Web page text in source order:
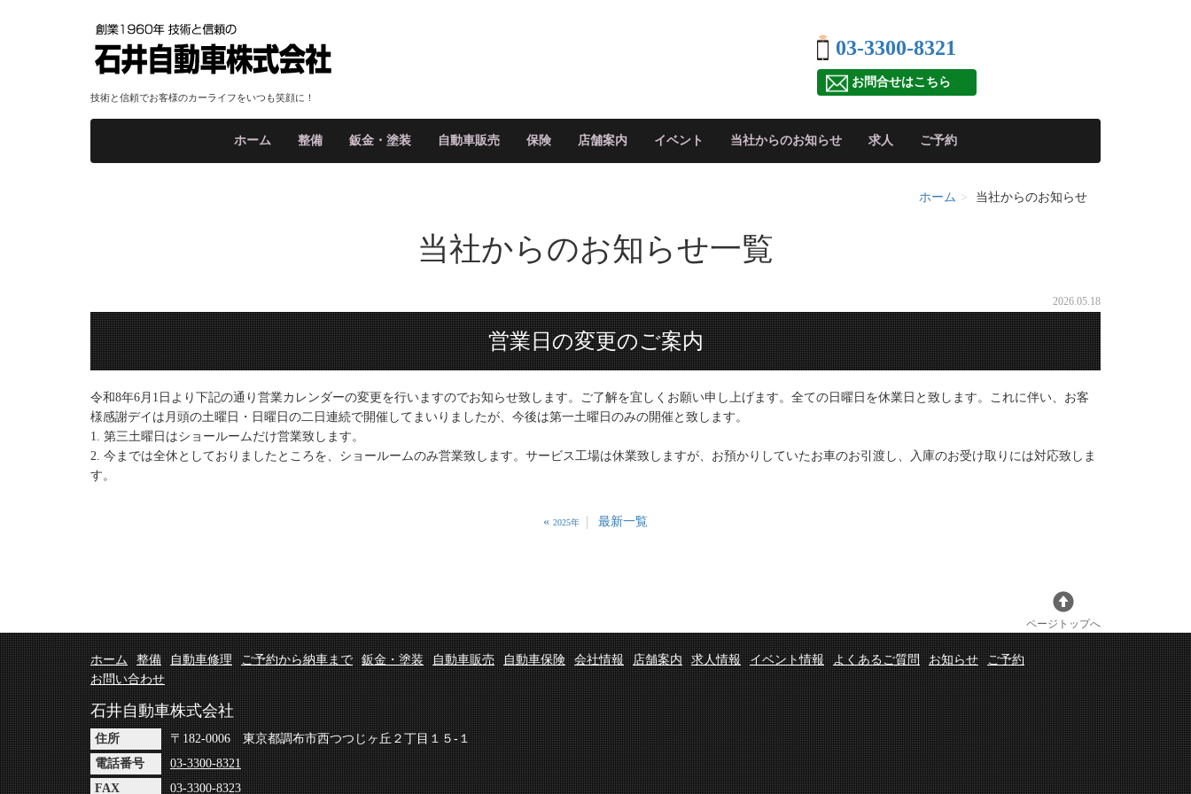
技術と信頼でお客様のカーライフをいつも笑顔に！
03-3300-8321
お問合せはこちら
ホーム 整備 鈑金・塗装 自動車販売 保険 店舗案内 イベント 当社からのお知らせ 求人 ご予約
ホーム 当社からのお知らせ
当社からのお知らせ一覧
2026.05.18
営業日の変更のご案内
令和8年6月1日より下記の通り営業カレンダーの変更を行いますのでお知らせ致します。ご了解を宜しくお願い申し上げます。全ての日曜日を休業日と致します。これに伴い、お客
様感謝デイは月頭の土曜日・日曜日の二日連続で開催してまいりましたが、今後は第一土曜日のみの開催と致します。
1. 第三土曜日はショールームだけ営業致します。
2. 今までは全休としておりましたところを、ショールームのみ営業致します。サービス工場は休業致しますが、お預かりしていたお車のお引渡し、入庫のお受け取りには対応致しま
す。
« 2025年 最新一覧
ページトップへ
ホーム 整備 自動車修理 ご予約から納車まで 鈑金・塗装 自動車販売 自動車保険 会社情報 店舗案内 求人情報 イベント情報 よくあるご質問 お知らせ
ご予約
お問い合わせ
石井自動車株式会社
住所
〒182-0006 東京都調布市西つつじヶ丘２丁目１５-１
電話番号
03-3300-8321
FAX
03-3300-8323